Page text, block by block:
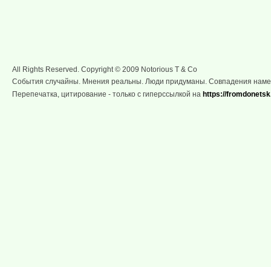
All Rights Reserved. Copyright © 2009 Notorious T & Co
События случайны. Мнения реальны. Люди придуманы. Совпадения
Перепечатка, цитирование - только с гиперссылкой на https://